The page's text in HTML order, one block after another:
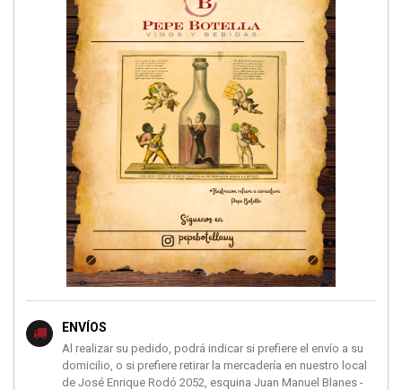
ENVÍOS
Al realizar su pedido, podrá indicar si prefiere el envío a su
domicilio, o si prefiere retirar la mercadería en nuestro local
de José Enrique Rodó 2052, esquina Juan Manuel Blanes -